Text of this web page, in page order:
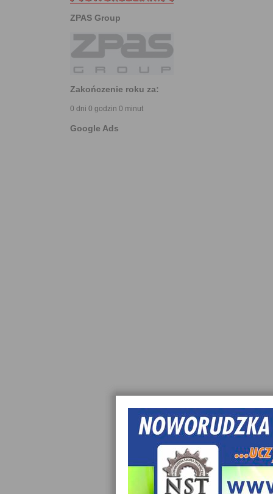
ZPAS Group
Zakończenie roku za:
0 dni 0 godzin 0 minut
Google Ads